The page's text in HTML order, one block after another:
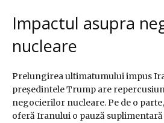
Impactul asupra
nucleare
Prelungirea ultimatumului impus
președintele Trump are
negocierilor nucleare. Pe de o
oferă Iranului o pauză